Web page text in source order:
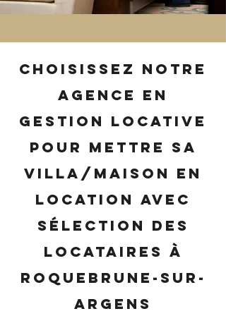
Choisissez notre
agence en
gestion locative
pour mettre sa
villa/maison en
location avec
sélection des
locataires à
Roquebrune-sur-
Argens